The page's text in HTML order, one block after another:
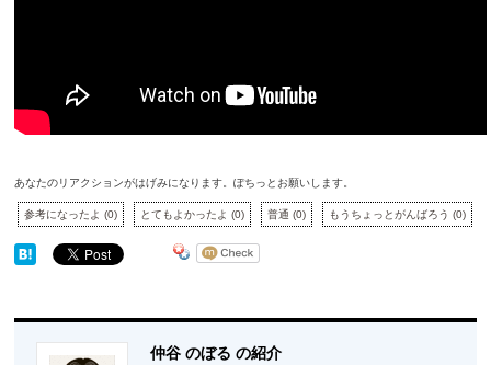
あなたのリアクションがはげみになります。ぽちっとお願いします。
参考になったよ(0) とてもよかったよ(0) 普通(0) もうちょっとがんばろう(0)
仲谷 のぼる の紹介